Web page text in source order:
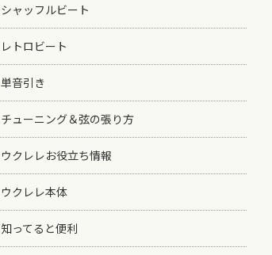
シャッフルビート
レトロビート
単音引き
チューニング＆弦の張り方
ウクレレお役立ち情報
ウクレレ本体
知ってると便利